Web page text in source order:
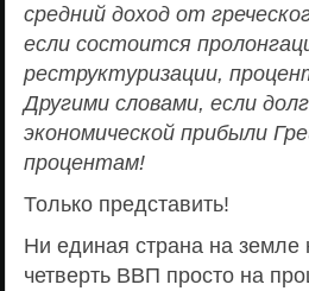
средний доход от
если состоится
реструктуризации,
Другими словами, если
экономической прибыли
процентам!
Только представить!
Ни единая страна на земле
четверть ВВП просто на